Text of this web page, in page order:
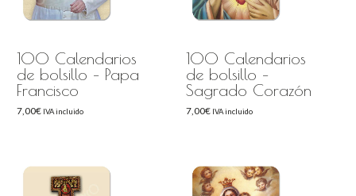
100 Calendarios
de bolsillo – Papa
Francisco
7,00€ IVA incluido
100 Calendarios
de bolsillo –
Sagrado Corazón
7,00€ IVA incluido